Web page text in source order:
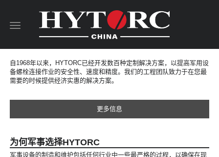
Toggle
自1968年以来，HYTORC已经开发数百种定制解决方案，以提高军用设
备螺栓连接作业的安全性、速度和精度。我们的工程团队致力于在您最
需要的时候提供经济实惠的解决方案。
更多信息
为何军事选择HYTORC
军事设备的制造和维护包括任何行业中一些最严格的过程，以确保在现